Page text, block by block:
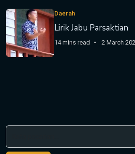
Daerah
Lirik Jabu Parsaktian
14 mins read 2 March